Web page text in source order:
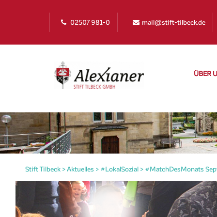
02507 981-0 mail@stift-tilbeck.de
ÜBER
Stift Tilbeck >Aktuelles > #LokalSozial > #MatchDesMonats